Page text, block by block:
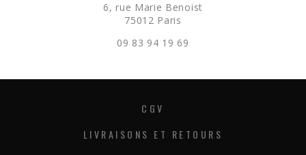
6, rue Marie Benoist
75012 Paris
09 83 94 19 69
CGV
LIVRAISONS ET RETOURS